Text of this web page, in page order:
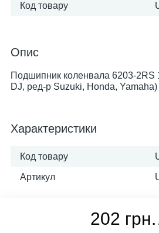
Код товару
Опис
Подшипник коленвала 6203-2RS
DJ, ред-р Suzuki, Honda,
Характеристики
Код товару
Артикул
202 грн.